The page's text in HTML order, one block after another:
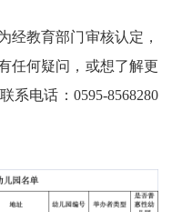
教育部门审核认定，
任何疑问，或想了解更
系电话：0595-8568280